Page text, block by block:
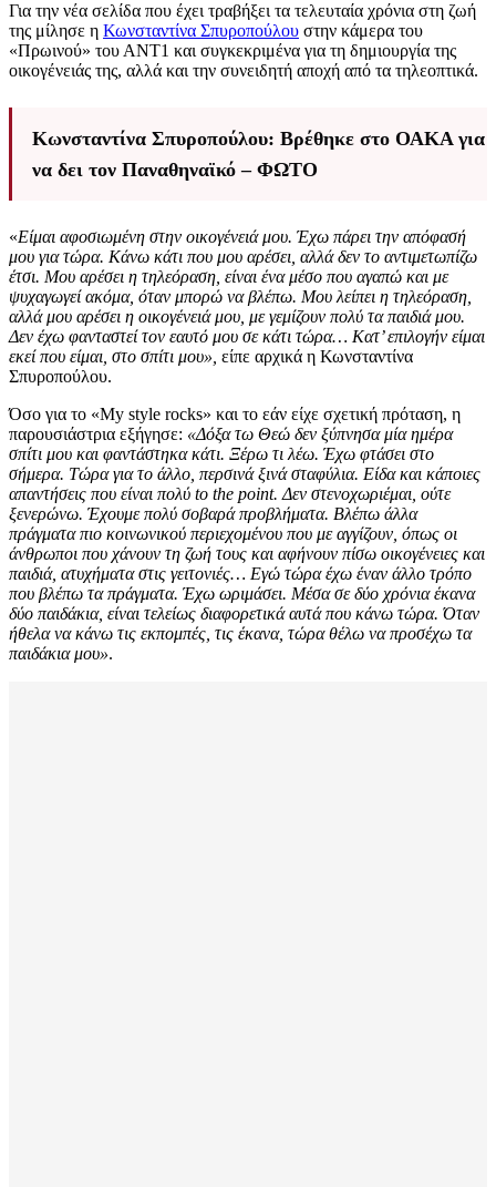
Για την νέα σελίδα που έχει τραβήξει τα τελευταία χρόνια στη ζωή
της μίλησε η Κωνσταντίνα Σπυροπούλου στην κάμερα του
«Πρωινού» του ΑΝΤ1 και συγκεκριμένα για τη δημιουργία της
οικογένειάς της, αλλά και την συνειδητή αποχή από τα τηλεοπτικά.
Κωνσταντίνα Σπυροπούλου: Βρέθηκε στο ΟΑΚΑ για
να δει τον Παναθηναϊκό – ΦΩΤΟ
«Είμαι αφοσιωμένη στην οικογένειά μου. Έχω πάρει την απόφασή
μου για τώρα. Κάνω κάτι που μου αρέσει, αλλά δεν το αντιμετωπίζω
έτσι. Μου αρέσει η τηλεόραση, είναι ένα μέσο που αγαπώ και με
ψυχαγωγεί ακόμα, όταν μπορώ να βλέπω. Μου λείπει η τηλεόραση,
αλλά μου αρέσει η οικογένειά μου, με γεμίζουν πολύ τα παιδιά μου.
Δεν έχω φανταστεί τον εαυτό μου σε κάτι τώρα… Κατ’ επιλογήν είμαι
εκεί που είμαι, στο σπίτι μου», είπε αρχικά η Κωνσταντίνα
Σπυροπούλου.
Όσο για το «My style rocks» και το εάν είχε σχετική πρόταση, η
παρουσιάστρια εξήγησε: «Δόξα τω Θεώ δεν ξύπνησα μία ημέρα
σπίτι μου και φαντάστηκα κάτι. Ξέρω τι λέω. Έχω φτάσει στο
σήμερα. Τώρα για το άλλο, περσινά ξινά σταφύλια. Είδα και κάποιες
απαντήσεις που είναι πολύ to the point. Δεν στενοχωριέμαι, ούτε
ξενερώνω. Έχουμε πολύ σοβαρά προβλήματα. Βλέπω άλλα
πράγματα πιο κοινωνικού περιεχομένου που με αγγίζουν, όπως οι
άνθρωποι που χάνουν τη ζωή τους και αφήνουν πίσω οικογένειες και
παιδιά, ατυχήματα στις γειτονιές… Εγώ τώρα έχω έναν άλλο τρόπο
που βλέπω τα πράγματα. Έχω ωριμάσει. Μέσα σε δύο χρόνια έκανα
δύο παιδάκια, είναι τελείως διαφορετικά αυτά που κάνω τώρα. Όταν
ήθελα να κάνω τις εκπομπές, τις έκανα, τώρα θέλω να προσέχω τα
παιδάκια μου».